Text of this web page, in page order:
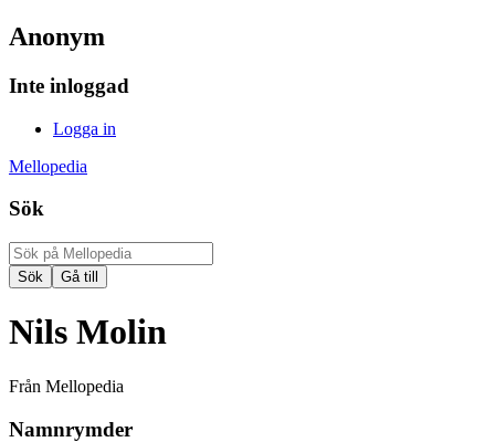
Anonym
Inte inloggad
Logga in
Mellopedia
Sök
Nils Molin
Från Mellopedia
Namnrymder